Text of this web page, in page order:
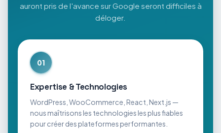
auront pris de l'avance sur Google seront difficiles à
déloger.
01
Expertise & Technologies
WordPress, WooCommerce, React, Next.js —
nous maîtrisons les technologies les plus fiables
pour créer des plateformes performantes.